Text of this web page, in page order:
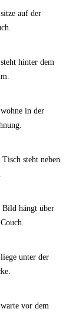
auf der
hinter dem
in der
Tisch steht neben
Bild hängt über
unter der
vor dem